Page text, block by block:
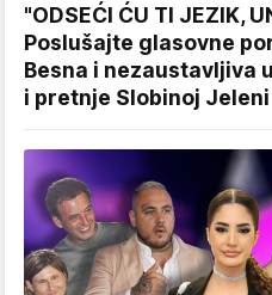
"ODSEĆI ĆU TI JEZIK,
Poslušajte glasovne
Besna i nezaustavljiva
i pretnje Slobinoj Jeleni